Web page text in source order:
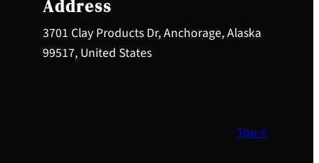
Address
3701 Clay Products Dr, Anchorage, Alaska
99517, United States
Top ↑